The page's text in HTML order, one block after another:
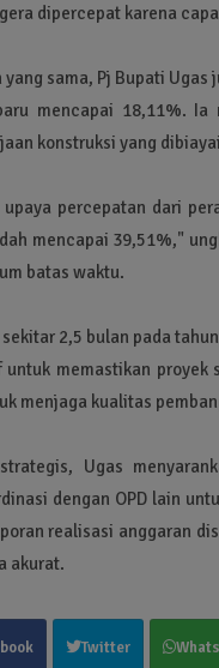
dipercepat karena
sama, Pj Bupati
mencapai 18,11%. Ia
konstruksi yang
percepatan dari
mencapai 39,51%,"
batas waktu.
2,5 bulan pada
memastikan
menjaga kualitas
Ugas
dengan OPD lain
realisasi anggaran
akurat.
Twitter